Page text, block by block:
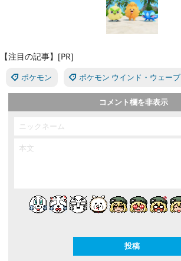
【注目の記事】[PR]
ポケモン ポケモン ウインド・ウェーブ
コメント欄を非表示